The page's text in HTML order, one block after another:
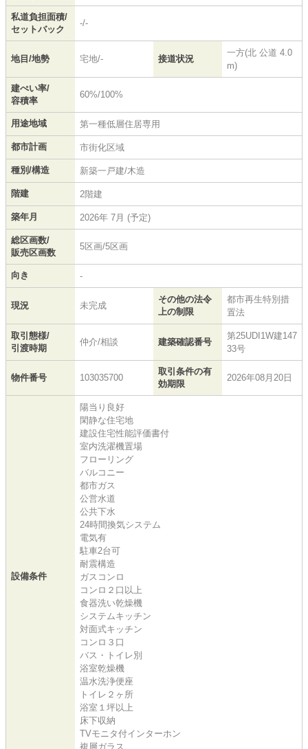
私道負担面積/
セットバック
-/-
地目/地勢 宅地/- 接道状況
一方(北 公道 4.0
m)
建ぺい率/
容積率
60%/100%
用途地域 第一種低層住居専用
都市計画 市街化区域
種別/構造 新築一戸建/木造
階建 2階建
築年月 2026年 7月 (予定)
総区画数/
販売区画数
5区画/5区画
向き -
現況 未完成
その他の法令
上の制限
都市再生特別措
置法
取引態様/
引渡時期
仲介/相談 建築確認番号
第25UDI1W建147
33号
物件番号 103035700
取引条件の有
効期限
2026年08月20日
設備条件
陽当り良好
閑静な住宅地
建設住宅性能評価書付
室内洗濯機置場
フローリング
バルコニー
都市ガス
公営水道
公共下水
24時間換気システム
電気有
駐車2台可
耐震構造
ガスコンロ
コンロ２口以上
食器洗い乾燥機
システムキッチン
対面式キッチン
コンロ３口
バス・トイレ別
浴室乾燥機
温水洗浄便座
トイレ２ヶ所
浴室１坪以上
床下収納
TVモニタ付インターホン
複層ガラス